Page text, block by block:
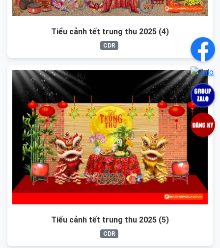
Tiểu cảnh tết trung thu 2025 (4)
CDR
Tiểu cảnh tết trung thu 2025 (5)
CDR